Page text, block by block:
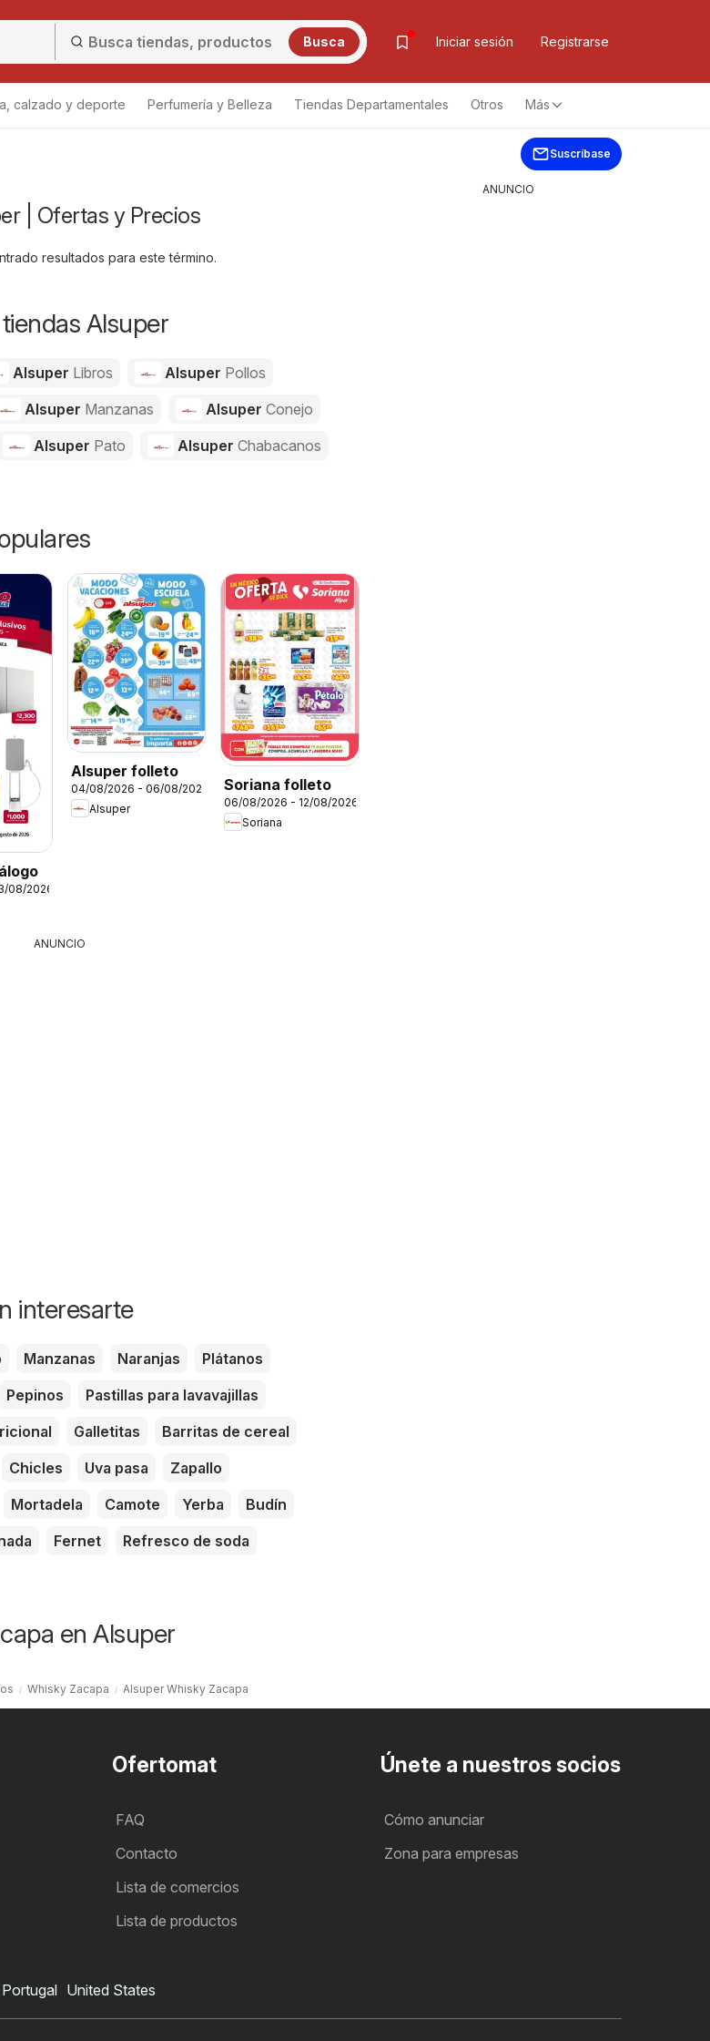
Busca Iniciar sesión Registrarse
calzado y deporte Perfumería y Belleza Tiendas Departamentales Otros Más
Suscríbase
| Ofertas y Precios
resultados para este término.
Alsuper
Alsuper Libros Alsuper Pollos
Alsuper Manzanas AlsuperConejo
Alsuper Pato AlsuperChabacanos
08/2026
Alsuper folleto
04/08/2026 - 06/08/2026
Alsuper
Soriana folleto
06/08/2026 - 12/08/2026
Soriana
ANUNCIO
interesarte
Manzanas Naranjas
Plátanos
Pepinos
Pastillas para lavavajillas
Galletitas
Barritas de cereal
Chicles Uva pasa
Zapallo
Mortadela Camote Yerba
Budín
Fernet
Refresco de soda
en Alsuper
Whisky Zacapa Alsuper Whisky Zacapa
ANUNCIO
Ofertomat
FAQ
Contacto
Lista de comercios
Lista de productos
Únete a nuestros socios
Cómo anunciar
Zona para empresas
Portugal United States